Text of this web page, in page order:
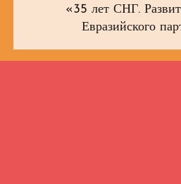
«35 лет СНГ.
Евразийского